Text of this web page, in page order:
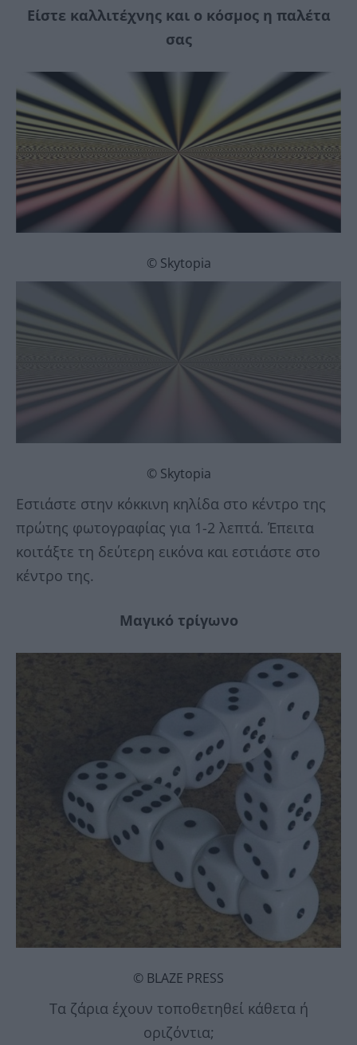
Είστε καλλιτέχνης και ο κόσμος η παλέτα
σας
© Skytopia
© Skytopia
Εστιάστε στην κόκκινη κηλίδα στο κέντρο της
πρώτης φωτογραφίας για 1-2 λεπτά. Έπειτα
κοιτάξτε τη δεύτερη εικόνα και εστιάστε στο
κέντρο της.
Μαγικό τρίγωνο
© BLAZE PRESS
Τα ζάρια έχουν τοποθετηθεί κάθετα ή
οριζόντια;